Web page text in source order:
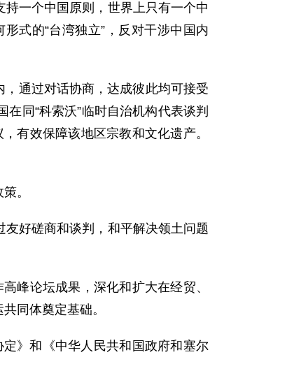
一个中国原则，世界上只有一个中
式的“台湾独立”，反对干涉中国内
通过对话协商，达成彼此均可接受
同“科索沃”临时自治机构代表谈判
有效保障该地区宗教和文化遗产。
。
好磋商和谈判，和平解决领土问题
峰论坛成果，深化和扩大在经贸、
同体奠定基础。
》和《中华人民共和国政府和塞尔